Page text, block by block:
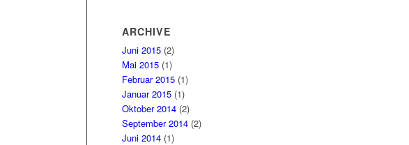
ARCHIVE
Juni 2015 (2)
Mai 2015 (1)
Februar 2015 (1)
Januar 2015 (1)
Oktober 2014 (2)
September 2014 (2)
Juni 2014 (1)